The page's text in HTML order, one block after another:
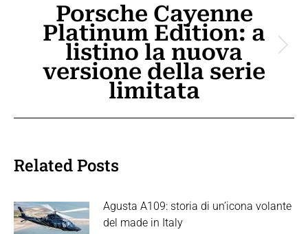
Prossimo
post:
Porsche Cayenne
Platinum Edition: a
listino la nuova
versione della serie
limitata
Related Posts
Agusta A109: storia di un’icona volante
del made in Italy